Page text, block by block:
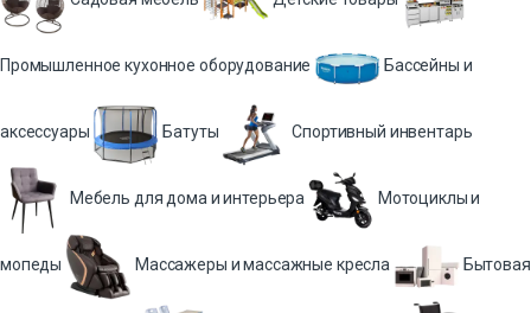
Промышленное кухонное оборудование Бассейны и
аксессуары Батуты Спортивный инвентарь
Мебель для дома и интерьера Мотоциклы и
мопеды Массажеры и массажные кресла Бытовая